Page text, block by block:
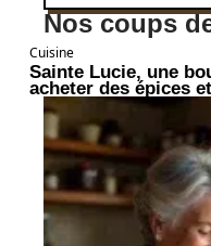
Nos coups
Cuisine
Sainte Lucie, une
acheter des épices